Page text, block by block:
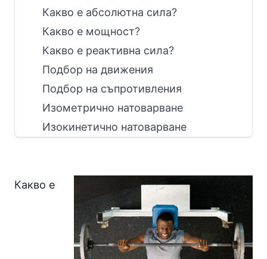
Какво е абсолютна сила?
Какво е мощност?
Какво е реактивна сила?
Подбор на движения
Подбор на съпротивления
Изометрично натоварване
Изокинетично натоварване
Какво е